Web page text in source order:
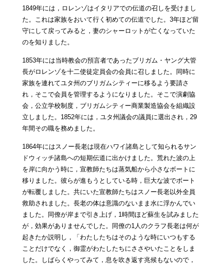
1849年には，ロレンゾはイタリアでの伝道の召しを受けまし
た。これは家族をおいて行く初めての伝道でした。3年ほど留
守にして戻ってみると，妻のシャーロットが亡くなっていた
のを知りました。
1853年には当時教会の預言者であったブリガム・ヤング大管
長がロレンゾを十二使徒定員会の会員に召しました。同時に
家族を連れてユタ州のブリガムシティーに移るよう要請さ
れ，そこで会員を管理するようになりました。そこで演劇協
会，公立学校制度，ブリガムシティー商業製造協会を組織設
立しました。1852年には，ユタ州議会の議員に選出され，29
年間その職を務めました。
1864年にはスノー長老は現在ハワイ諸島として知られるサン
ドウィッチ諸島への短期伝道に出かけました。荒れた波の上
を岸に向かう時に，宣教師たちは蒸気船から小さなボートに
移りました。彼らが進もうとしている時，巨大な波でボート
が転覆しました。共にいた宣教師たちはスノー長老以外全員
救助されました。長老の体は意識のないまま水に浮かんでい
ました。同僚が岸まで引き上げ，1時間ほど蘇生を試みました
が，効果がありませんでした。同僚の1人のクラフ長老は何が
起きたか説明し，「わたしたちはそのような時にいつもする
ことだけでなく，御霊がわたしたちにささやいたことをしま
した。しばらくやってみて，息を吹き返す兆候もないので，